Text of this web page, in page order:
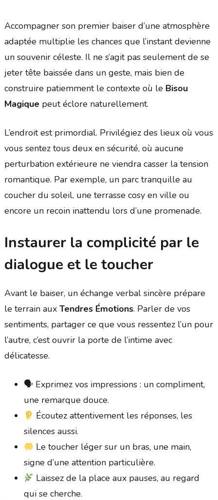
Accompagner son premier baiser d’une atmosphère
adaptée multiplie les chances que l’instant devienne
un souvenir céleste. Il ne s’agit pas seulement de se
jeter tête baissée dans un geste, mais bien de
construire patiemment le contexte où le Bisou
Magiquepeut éclore naturellement.
L’endroit est primordial. Privilégiez des lieux où vous
vous sentez tous deux en sécurité, où aucune
perturbation extérieure ne viendra casser la tension
romantique. Par exemple, un parc tranquille au
coucher du soleil, une terrasse cosy en ville ou
encore un recoin inattendu lors d’une promenade.
Instaurer la complicité par le
dialogue et le toucher
Avant le baiser, un échange verbal sincère prépare
le terrain aux Tendres Émotions. Parler de vos
sentiments, partager ce que vous ressentez l’un pour
l’autre, c’est ouvrir la porte de l’intime avec
délicatesse.
🗣 Exprimez vos impressions : un compliment,
une remarque douce.
Écoutez attentivement les réponses, les
silences aussi.
Le toucher léger sur un bras, une main,
signe d’une attention particulière.
Laissez de la place aux pauses, au regard
qui se cherche.